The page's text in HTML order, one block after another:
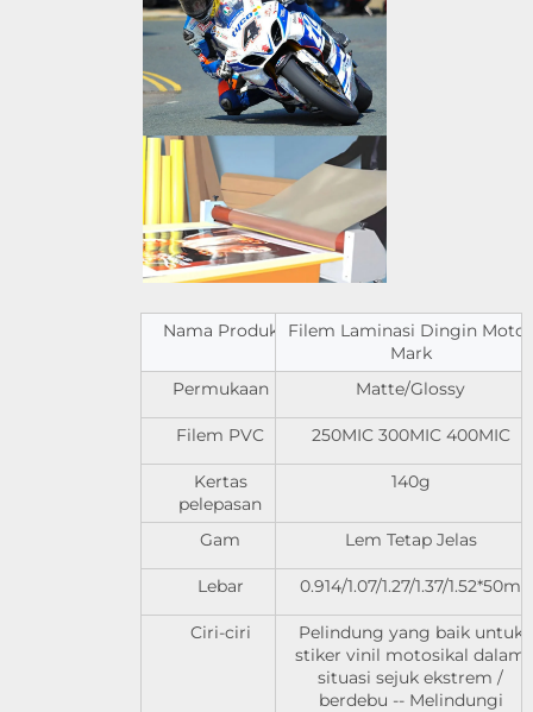
Nama Produk
Filem Laminasi Dingin Motor
Mark
Permukaan
Matte/Glossy
Filem PVC 250MIC 300MIC 400MIC
Kertas
pelepasan
140g
Gam Lem Tetap Jelas
Lebar 0.914/1.07/1.27/1.37/1.52*50m
Ciri-ciri
Pelindung yang baik untuk
stiker vinil motosikal dalam
situasi sejuk ekstrem /
berdebu -- Melindungi